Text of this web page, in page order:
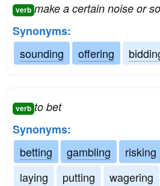
verb make a certain noise or
Synonyms:
sounding
offering
verb to bet
Synonyms:
betting
gambling risking
laying
putting wagering